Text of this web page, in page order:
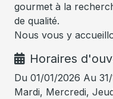
gourmet à la
de qualité.
Nous vous y
Horaires
Du 01/01/2026 Au
Mardi, Mercredi,